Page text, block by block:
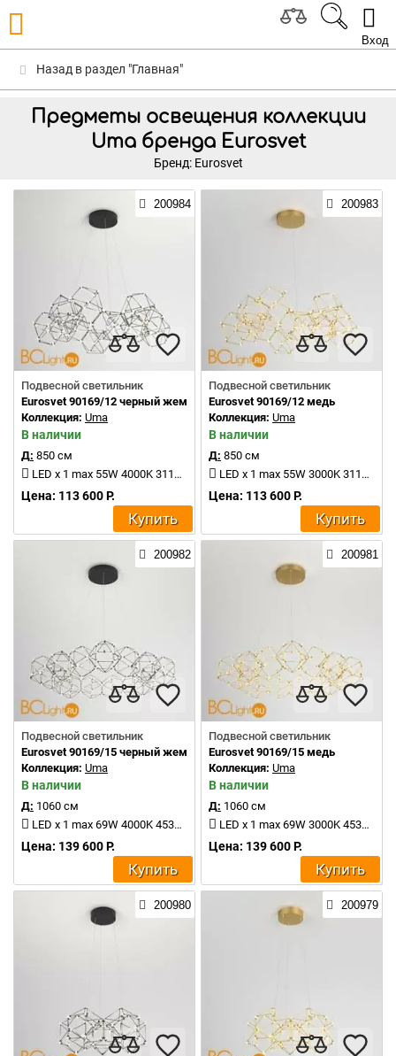
Вход
Назад в раздел "Главная"
Предметы освещения коллекции
Uma бренда Eurosvet
Бренд: Eurosvet
200984
Подвесной светильник
Eurosvet 90169/12 черный жемчуг
Коллекция: Uma
В наличии
Д: 850 см
LED x 1 max 55W 4000K 3114Lm
Цена: 113 600 Р.
Купить
200983
Подвесной светильник
Eurosvet 90169/12 медь
Коллекция: Uma
В наличии
Д: 850 см
LED x 1 max 55W 3000K 3114Lm
Цена: 113 600 Р.
Купить
200982
Подвесной светильник
Eurosvet 90169/15 черный жемчуг
Коллекция: Uma
В наличии
Д: 1060 см
LED x 1 max 69W 4000K 4530Lm
Цена: 139 600 Р.
Купить
200981
Подвесной светильник
Eurosvet 90169/15 медь
Коллекция: Uma
В наличии
Д: 1060 см
LED x 1 max 69W 3000K 4530Lm
Цена: 139 600 Р.
Купить
200980 200979